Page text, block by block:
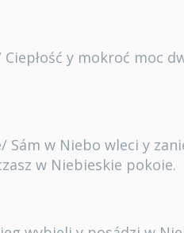
y mokroć moc
Sám w Niebo wleci y
w Niebieskie pokoie.